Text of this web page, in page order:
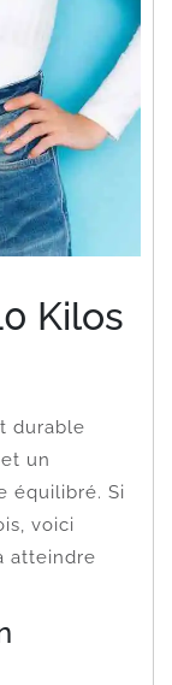
Kilos
durable
un
équilibré. Si
voici
atteindre